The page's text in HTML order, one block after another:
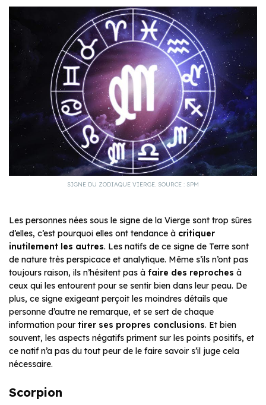
SIGNE DU ZODIAQUE VIERGE. SOURCE : SPM
Les personnes nées sous le signe de la Vierge sont trop sûres
d’elles, c’est pourquoi elles ont tendance à critiquer
inutilement les autres. Les natifs de ce signe de Terre sont
de nature très perspicace et analytique. Même s’ils n’ont pas
toujours raison, ils n’hésitent pas à faire des reproches à
ceux qui les entourent pour se sentir bien dans leur peau. De
plus, ce signe exigeant perçoit les moindres détails que
personne d’autre ne remarque, et se sert de chaque
information pour tirer ses propres conclusions. Et bien
souvent, les aspects négatifs priment sur les points positifs, et
ce natif n’a pas du tout peur de le faire savoir s’il juge cela
nécessaire.
Scorpion